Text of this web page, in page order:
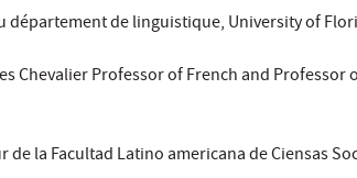
département de linguistique, University of
Chevalier Professor of French and
de la Facultad Latino americana de Ciensas